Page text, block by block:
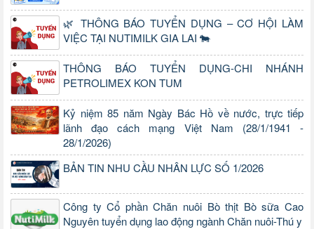
🌿 THÔNG BÁO TUYỂN DỤNG – CƠ HỘI LÀM
VIỆC TẠI NUTIMILK GIA LAI 🐄
THÔNG BÁO TUYỂN DỤNG-CHI NHÁNH
PETROLIMEX KON TUM
Kỷ niệm 85 năm Ngày Bác Hồ về nước, trực tiếp
lãnh đạo cách mạng Việt Nam (28/1/1941 -
28/1/2026)
BẢN TIN NHU CẦU NHÂN LỰC SỐ 1/2026
Công ty Cổ phần Chăn nuôi Bò thịt Bò sữa Cao
Nguyên tuyển dụng lao động ngành Chăn nuôi-Thú y